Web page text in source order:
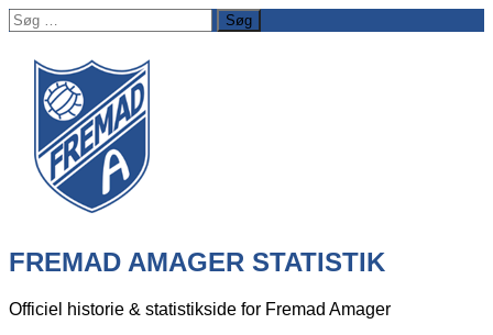
Søg
efter:
FREMAD AMAGER STATISTIK
Officiel historie & statistikside for Fremad Amager